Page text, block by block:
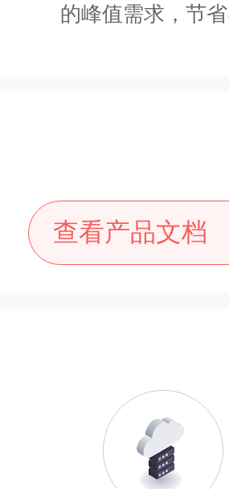
的峰值需求，节
查看产品文档